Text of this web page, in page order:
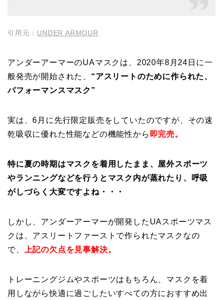
引用元： UNDER ARMOUR
アンダーアーマーのUAマスクは、2020年8月24日に一
般発売が開始された、 “アスリートのために作られた、
パフォーマンスマスク”
実は、6月に先行限定販売をしていたのですが、その速
乾吸収に優れた性能などの機能性から 即完売。
特に夏の時期はマスクを着用したまま、屋外スポーツ
やランニングなどを行うとマスク内が蒸れたり、呼吸
がしづらく大変ですよね・・・
しかし、アンダーアーマーが開発したUAスポーツマス
クは、アスリートファーストで作られたマスクなの
で、
上記の欠点を見事解決。
トレーニングジムやスポーツはもちろん、マスクを着
用しながら快適に過ごしたいすべての方におすすめ出